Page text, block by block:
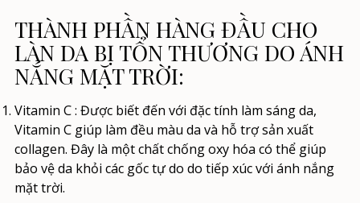
THÀNH PHẦN HÀNG ĐẦU CHO
LÀN DA BỊ TỔN THƯƠNG DO ÁNH
NẮNG MẶT TRỜI:
Vitamin C: Được biết đến với đặc tính làm sáng da,
Vitamin C giúp làm đều màu da và hỗ trợ sản xuất
collagen. Đây là một chất chống oxy hóa có thể giúp
bảo vệ da khỏi các gốc tự do do tiếp xúc với ánh nắng
mặt trời.